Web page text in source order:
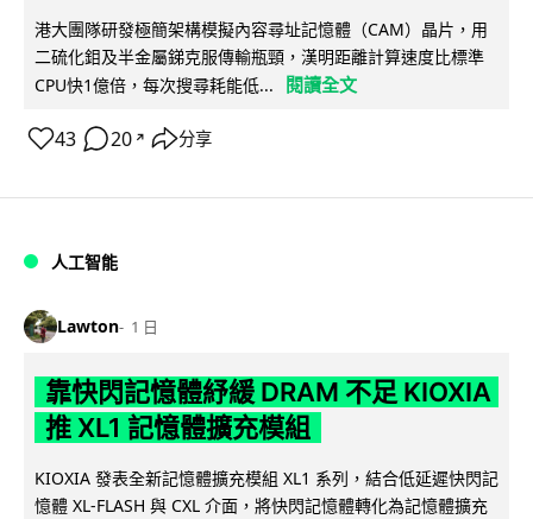
港大團隊研發極簡架構模擬內容尋址記憶體（CAM）晶片，用
二硫化鉬及半金屬銻克服傳輸瓶頸，漢明距離計算速度比標準
CPU快1億倍，每次搜尋耗能低...
閱讀全文
43 20 ↗ 分享
人工智能
Lawton 1 日
靠快閃記憶體紓緩 DRAM 不足 KIOXIA
推 XL1 記憶體擴充模組
KIOXIA 發表全新記憶體擴充模組 XL1 系列，結合低延遲快閃記
憶體 XL-FLASH 與 CXL 介面，將快閃記憶體轉化為記憶體擴充